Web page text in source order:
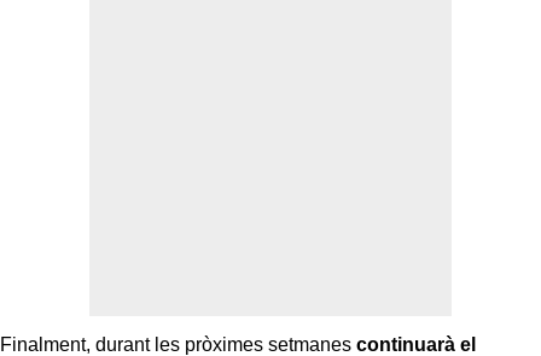
Finalment, durant les pròximes setmanes continuarà el